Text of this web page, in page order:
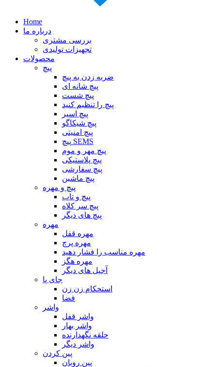
Home
درباره ما
بررسی مشتری
تجهیزات تولیدی
محصولات
پیچ
ضربه زدن به پیچ
پیچ شانه ای
پیچ شست
پیچ را تنظیم کنید
پیچ اسیر
پیچ شیکاگو
پیچ امنیتی
پیچ SEMS
پیچ مهر و موم
پیچ پلاستیکی
پیچ سفارشی
پیچ ماشین
پیچ و مهره
پیچ و تاب
پیچ سر کلاه
پیچ های دیگر
مهره
مهره قفل
مهره پرچ
مهره مناسب را فشار دهید
مهره هگز
آجیل های دیگر
جای پا
استحکام زن زن
فضا
واشر
واشر قفل
واشر بهار
حلقه نگهدارنده
واشر دیگر
پین کردن
پین روبان